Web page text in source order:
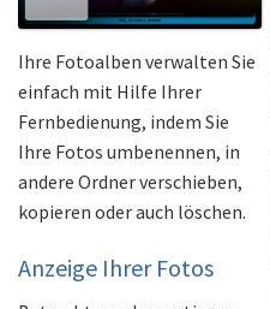
Ihre Fotoalben verwalten Sie
einfach mit Hilfe Ihrer
Fernbedienung, indem Sie
Ihre Fotos umbenennen, in
andere Ordner verschieben,
kopieren oder auch löschen.
Anzeige Ihrer Fotos